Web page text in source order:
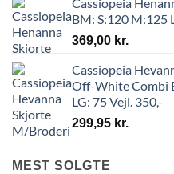
Cassiopeia
BM: S:120 M:125
369,00 kr.
Cassiopeia
Off-White Combi
LG: 75 Vejl. 350,-
299,95 kr.
MEST SOLGTE